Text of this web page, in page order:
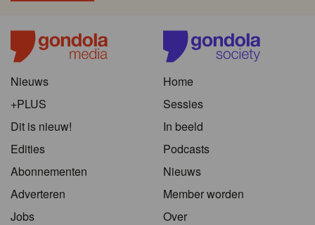
Nieuws
+PLUS
Dit is nieuw!
Edities
Abonnementen
Adverteren
Jobs
Home
Sessies
In beeld
Podcasts
Nieuws
Member worden
Over